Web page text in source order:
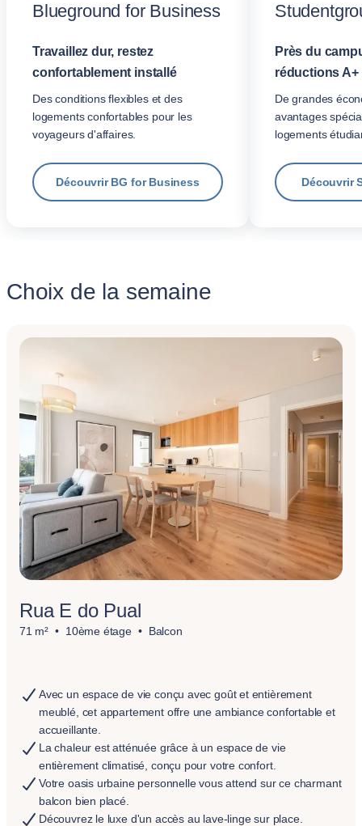
Blueground for Business
Travaillez dur, restez
confortablement installé
Des conditions flexibles et des
logements confortables pour les
voyageurs d'affaires.
Découvrir BG for Business
Près du
réductions A+
De grandes
avantages
logements
Découvrir
Choix de la semaine
Rua E do Pual
71 m² 10ème étage Balcon
Avec un espace de vie conçu avec goût et entièrement
meublé, cet appartement offre une ambiance confortable et
accueillante.
La chaleur est atténuée grâce à un espace de vie
entièrement climatisé, conçu pour votre confort.
Votre oasis urbaine personnelle vous attend sur ce charmant
balcon bien placé.
Découvrez le luxe d'un accès au lave-linge sur place.